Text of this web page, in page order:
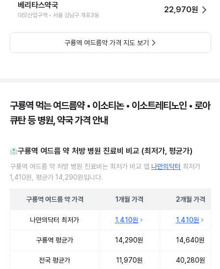
베리타스약국
대모산입구역 • 서울 강남구 개포3동
22,970원
구룡역 여드름약 가격 지도 보기
구룡역 먹는 여드름약 • 이소티논 • 이소트레티노인 • 로아
큐탄 등 병원, 약국 가격 안내
구룡역 여드름 약 처방 병원 진료비 비교 (최저가, 평균가)
구룡역 여드름 약 처방 병원 진료비는 최저가 비교 앱 나만의닥터 최저가
1,410원, 평균가 14,290원입니다.
구룡역 여드름 약가격 1개월 가격 2개월 가격
나만의닥터 최저가 1,410원 1,410원
구룡역 평균가 14,290원 14,640원
전국 평균가 11,970원 40,280원